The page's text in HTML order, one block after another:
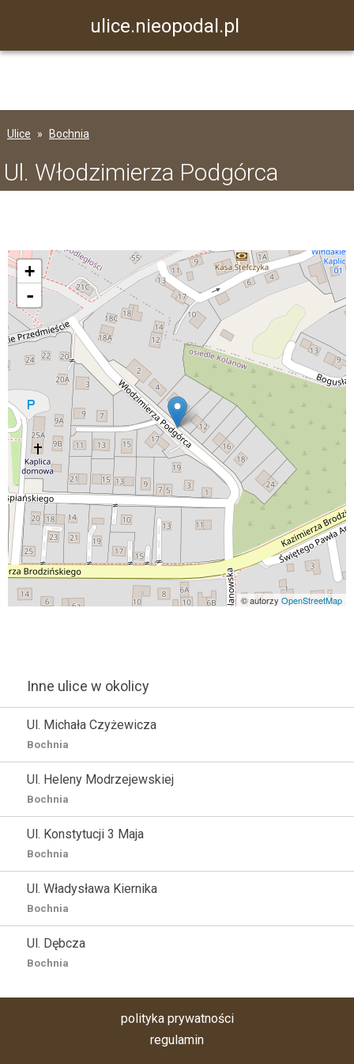
ulice.nieopodal.pl
Ulice Bochnia
Ul. Włodzimierza Podgórca
+
-
© autorzy OpenStreetMap
Inne ulice w okolicy
Ul. Michała Czyżewicza
Bochnia
Ul. Heleny Modrzejewskiej
Bochnia
Ul. Konstytucji 3 Maja
Bochnia
Ul. Władysława Kiernika
Bochnia
Ul. Dębcza
Bochnia
polityka prywatności
regulamin